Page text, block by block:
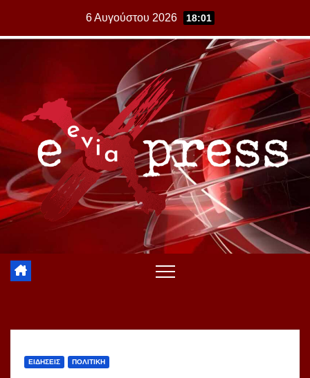
6 Αυγούστου 2026 18:01
ΕΙΔΗΣΕΙΣ ΠΟΛΙΤΙΚΗ